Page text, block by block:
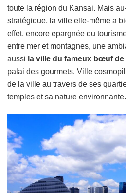
toute la région du Kansai. Mais
stratégique, la ville elle-même a
effet, encore épargnée du
entre mer et montagnes, une
aussi la ville du fameux bœuf de
palai des gourmets. Ville
de la ville au travers de ses
temples et sa nature environnante.